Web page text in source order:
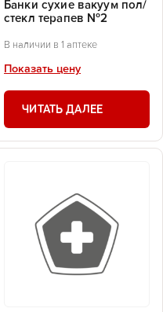
Банки сухие вакуум пол/
стекл терапев №2
В наличии в 1 аптеке
Показать цену
ЧИТАТЬ ДАЛЕЕ